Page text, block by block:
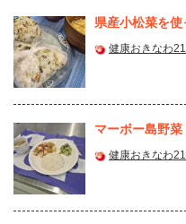
県産⼩松菜を
健康おきなわ21
マーボー島野菜
健康おきなわ21